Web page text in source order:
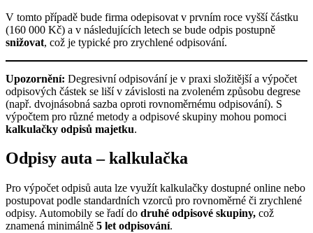
V tomto případě bude firma odepisovat v prvním roce vyšší částku
(160 000 Kč) a v následujících letech se bude odpis postupně
snižovat, což je typické pro zrychlené odpisování.
Upozornění: Degresivní odpisování je v praxi složitější a výpočet
odpisových částek se liší v závislosti na zvoleném způsobu degrese
(např. dvojnásobná sazba oproti rovnoměrnému odpisování). S
výpočtem pro různé metody a odpisové skupiny mohou pomoci
kalkulačky odpisů majetku.
Odpisy auta – kalkulačka
Pro výpočet odpisů auta lze využít kalkulačky dostupné online nebo
postupovat podle standardních vzorců pro rovnoměrné či zrychlené
odpisy. Automobily se řadí do druhé odpisové skupiny, což
znamená minimálně 5 let odpisování.